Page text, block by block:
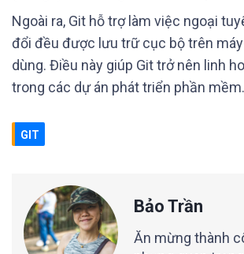
Ngoài ra, Git hỗ trợ làm việc ngoại
đổi đều được lưu trữ cục bộ trên
dùng. Điều này giúp Git trở nên linh
trong các dự án phát triển phần mềm.
GIT
Bảo Trần
Ăn mừng thành